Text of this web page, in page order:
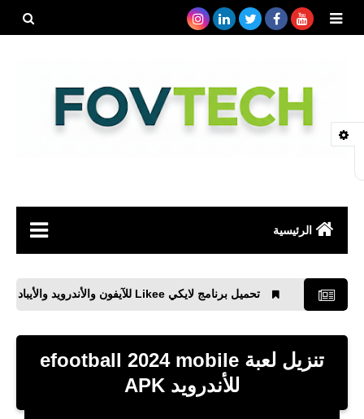
الرئيسية
رياضة
مواقع
تحميل برنامج لايكي Likee للآيفون والأندرويد والأيباد
تنزيل لعبة efootball 2024 mobile
للأندرويد APK